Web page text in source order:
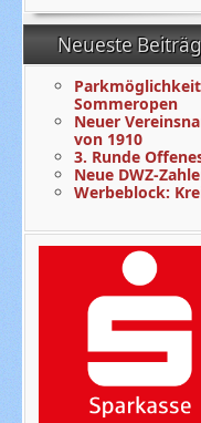
Neueste
Sommeropen
Neuer
von 1910
3. Runde
Neue DWZ-
Werbeblock: